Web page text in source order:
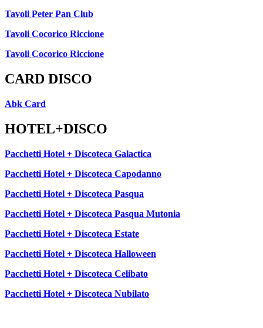
Tavoli Peter Pan Club
Tavoli Cocorico Riccione
Tavoli Cocorico Riccione
CARD DISCO
Abk Card
HOTEL+DISCO
Pacchetti Hotel + Discoteca Galactica
Pacchetti Hotel + Discoteca Capodanno
Pacchetti Hotel + Discoteca Pasqua
Pacchetti Hotel + Discoteca Pasqua Mutonia
Pacchetti Hotel + Discoteca Estate
Pacchetti Hotel + Discoteca Halloween
Pacchetti Hotel + Discoteca Celibato
Pacchetti Hotel + Discoteca Nubilato